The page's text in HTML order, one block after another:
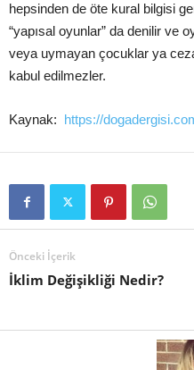
hepsinden de öte kural bilgisi
“yapısal oyunlar” da denilir ve
veya uymayan çocuklar ya
kabul edilmezler.
Kaynak: https://
Önceki İçerik
İklim Değişikliği Nedir?